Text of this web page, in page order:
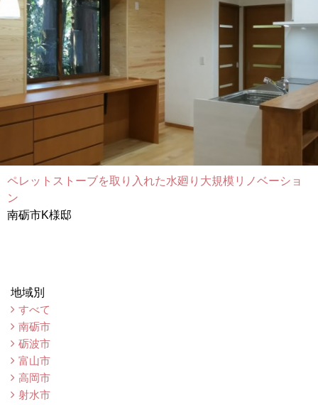
ペレットストーブを取り入れた水廻り大規模リノベーショ
ン
南砺市K様邸
地域別
すべて
南砺市
砺波市
富山市
高岡市
射水市